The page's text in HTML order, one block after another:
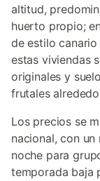
altitud,
huerto propio;
de estilo
estas viviendas
originales y
frutales
Los precios se
nacional, con
noche para
temporada baja